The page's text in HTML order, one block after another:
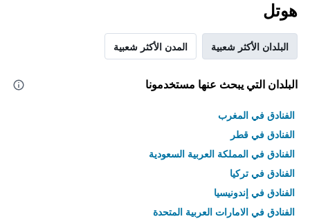
هوتل
البلدان الأكثر شعبية المدن الأكثر شعبية
البلدان التي يبحث عنها مستخدمونا
الفنادق في المغرب
الفنادق في قطر
الفنادق في المملكة العربية السعودية
الفنادق في تركيا
الفنادق في إندونيسيا
الفنادق في الامارات العربية المتحدة